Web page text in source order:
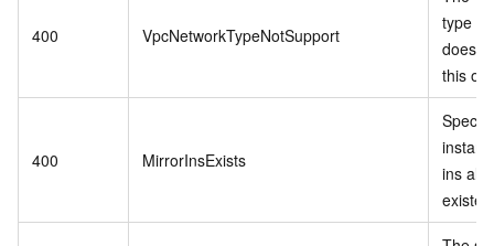
400 VpcNetworkTypeNotSupport
type
does
this
400 MirrorInsExists
ins